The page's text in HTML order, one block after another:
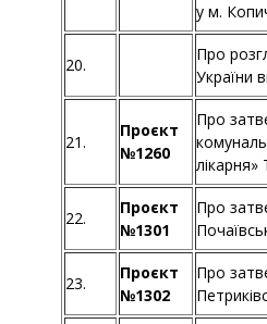
у м.
20.
Про
України
21.
Проєкт
№1260
Про
лікарня»
22.
Проєкт
№1301
Про
23.
Проєкт
№1302
Про